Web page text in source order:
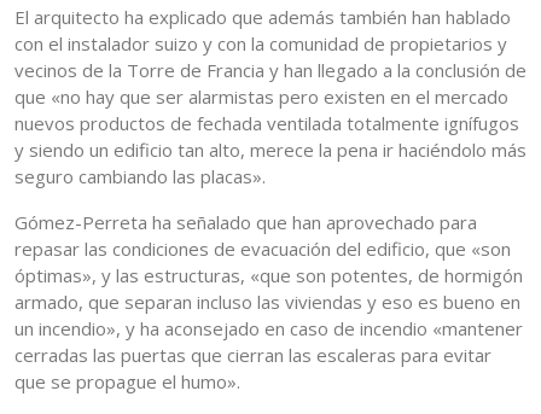
El arquitecto ha explicado que además también han hablado
con el instalador suizo y con la comunidad de propietarios y
vecinos de la Torre de Francia y han llegado a la conclusión de
que «no hay que ser alarmistas pero existen en el mercado
nuevos productos de fechada ventilada totalmente ignífugos
y siendo un edificio tan alto, merece la pena ir haciéndolo más
seguro cambiando las placas».
Gómez-Perreta ha señalado que han aprovechado para
repasar las condiciones de evacuación del edificio, que «son
óptimas», y las estructuras, «que son potentes, de hormigón
armado, que separan incluso las viviendas y eso es bueno en
un incendio», y ha aconsejado en caso de incendio «mantener
cerradas las puertas que cierran las escaleras para evitar
que se propague el humo».